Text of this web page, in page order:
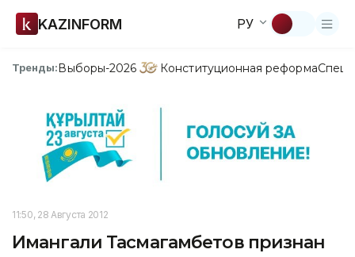
KAZINFORM РУ
Тренды:Выборы-2026 Конституционная реформа
11:50, 28 Августа 2012
Имангали Тасмагамбетов признан